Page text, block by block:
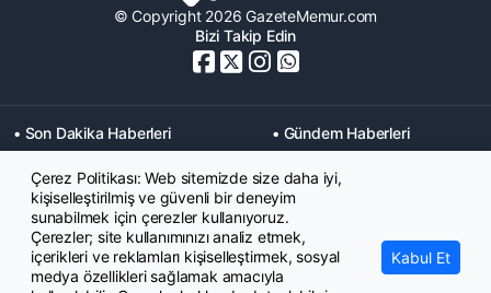
© Copyright 2026 GazeteMemur.com
Bizi Takip Edin
• Son Dakika Haberleri
• Gündem Haberleri
• Memurlar Haberleri
• KPSS Haberleri
• Ekonomi Haberleri
• Eğitim Haberleri
• Yaşam Haberleri
• Maaş Verileri Haberleri
• Mahkeme Kararları
Haberleri
Çerez Politikası: Web sitemizde size daha iyi,
kişiselleştirilmiş ve güvenli bir deneyim
sunabilmek için çerezler kullanıyoruz.
Çerezler; site kullanımınızı analiz etmek,
içerikleri ve reklamları kişiselleştirmek, sosyal
medya özellikleri sağlamak amacıyla
Kabul Et